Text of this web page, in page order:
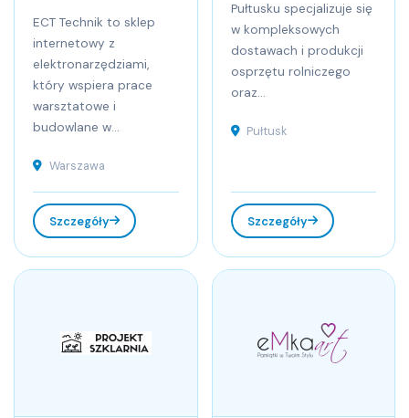
ECT Technik to sklep
internetowy z
elektronarzędziami,
który wspiera prace
warsztatowe i
budowlane w...
Warszawa
Szczegóły
Pułtusku specjalizuje się
w kompleksowych
dostawach i produkcji
osprzętu rolniczego
oraz...
Pułtusk
Szczegóły